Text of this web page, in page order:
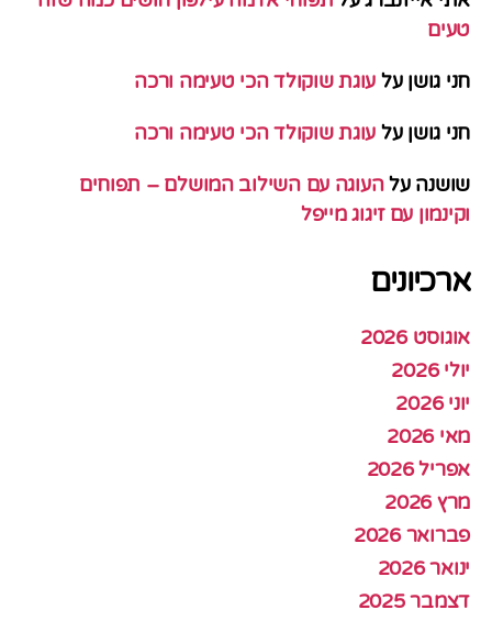
טעים
חני גושן על עוגת שוקולד הכי טעימה ורכה
חני גושן על עוגת שוקולד הכי טעימה ורכה
שושנה עלהעוגה עם השילוב המושלם – תפוחים
וקינמון עם זיגוג מייפל
ארכיונים
אוגוסט 2026
יולי 2026
יוני 2026
מאי 2026
אפריל 2026
מרץ 2026
פברואר 2026
ינואר 2026
דצמבר 2025